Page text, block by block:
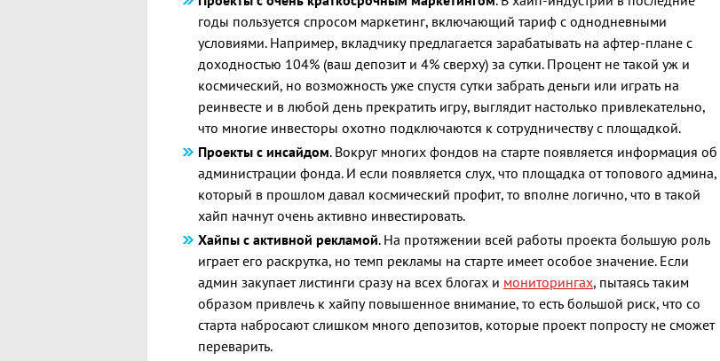
годы пользуется спросом маркетинг, включающий тариф с однодневными
условиями. Например, вкладчику предлагается зарабатывать на афтер-плане с
доходностью 104% (ваш депозит и 4% сверху) за сутки. Процент не такой уж и
космический, но возможность уже спустя сутки забрать деньги или играть на
реинвесте и в любой день прекратить игру, выглядит настолько привлекательно,
что многие инвесторы охотно подключаются к сотрудничеству с площадкой.
Проекты с инсайдом. Вокруг многих фондов на старте появляется информация об
администрации фонда. И если появляется слух, что площадка от топового админа,
который в прошлом давал космический профит, то вполне логично, что в такой
хайп начнут очень активно инвестировать.
Хайпы с активной рекламой. На протяжении всей работы проекта большую роль
играет его раскрутка, но темп рекламы на старте имеет особое значение. Если
админ закупает листинги сразу на всех блогах и мониторингах, пытаясь таким
образом привлечь к хайпу повышенное внимание, то есть большой риск, что со
старта набросают слишком много депозитов, которые проект попросту не сможет
переварить.